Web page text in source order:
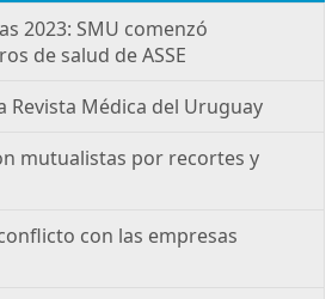
2023: SMU comenzó
de salud de ASSE
Revista Médica del Uruguay
mutualistas por recortes y
con las empresas